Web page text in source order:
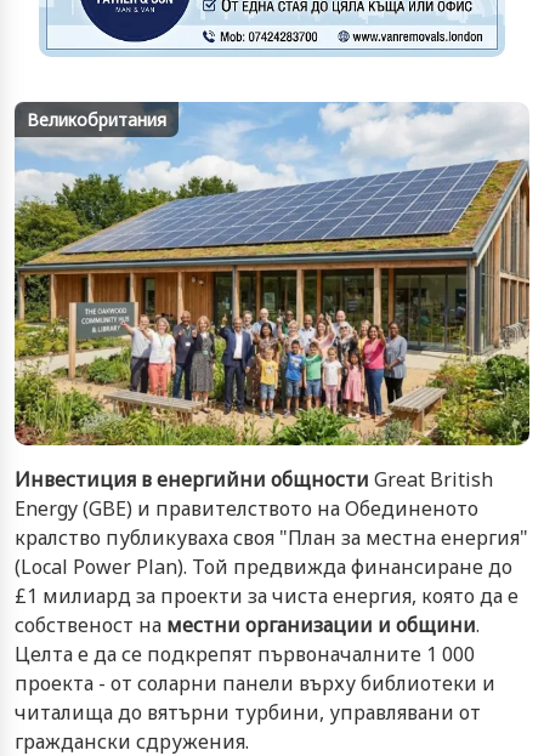
Великобритания
Инвестиция в енергийни общности Great British
Energy (GBE) и правителството на Обединеното
кралство публикуваха своя "План за местна енергия"
(Local Power Plan). Той предвижда финансиране до
£1 милиард за проекти за чиста енергия, която да е
собственост на местни организации и общини.
Целта е да се подкрепят първоначалните 1 000
проекта - от соларни панели върху библиотеки и
читалища до вятърни турбини, управлявани от
граждански сдружения.